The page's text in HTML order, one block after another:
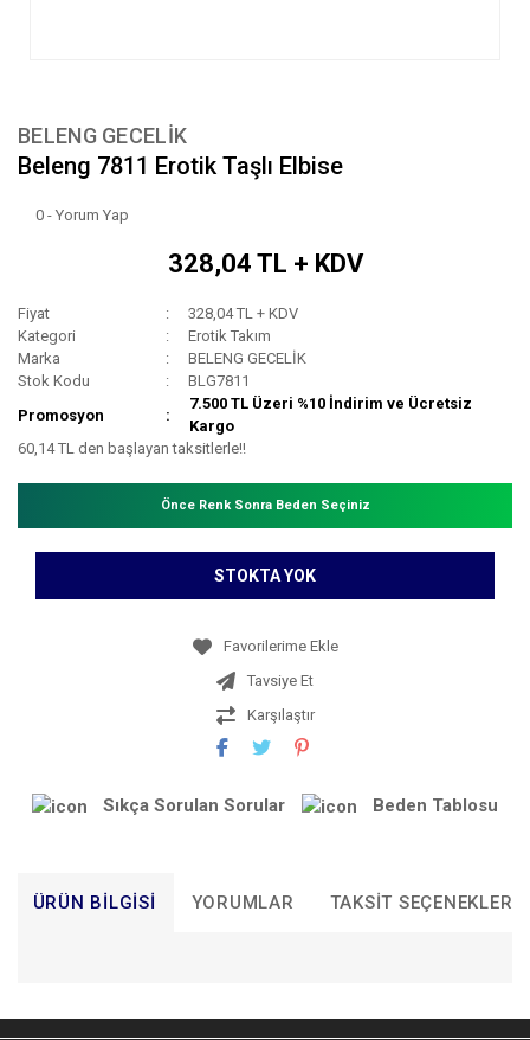
BELENG GECELİK
Beleng 7811 Erotik Taşlı Elbise
0 - Yorum Yap
328,04 TL + KDV
Fiyat
328,04 TL + KDV
Kategori
Erotik Takım
Marka
BELENG GECELİK
Stok Kodu
BLG7811
Promosyon
7.500 TL Üzeri %10 İndirim ve Ücretsiz
Kargo
60,14 TL den başlayan taksitlerle!!
Önce Renk Sonra Beden Seçiniz
STOKTA YOK
Tavsiye Et
Karşılaştır
Sıkça Sorulan Sorular Beden Tablosu
ÜRÜN BILGISI YORUMLAR TAKSIT SEÇENEKLERI
Bu ürünün fiyat bilgisi, resim, ürün açıklamalarında ve diğer